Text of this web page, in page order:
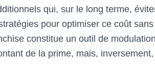
qui, sur le long terme,
pour optimiser ce coût
constitue un outil de
de la prime, mais,